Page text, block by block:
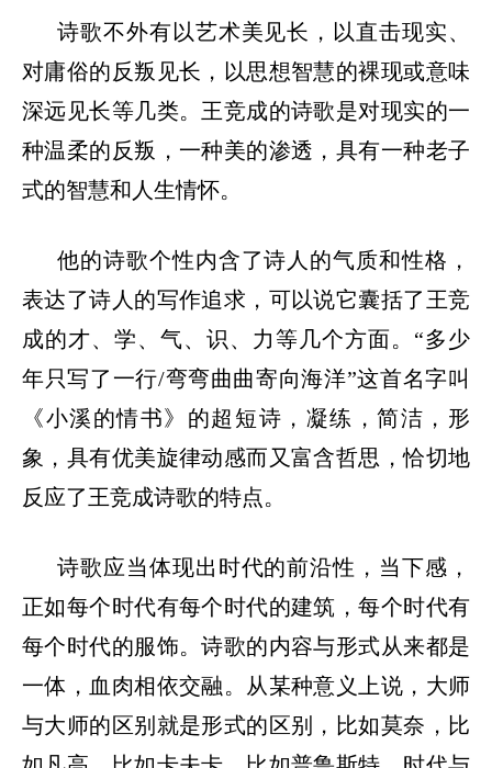
诗歌不外有以艺术美见长，以直击现实、
对庸俗的反叛见长，以思想智慧的裸现或意味
深远见长等几类。王竞成的诗歌是对现实的一
种温柔的反叛，一种美的渗透，具有一种老子
式的智慧和人生情怀。
他的诗歌个性内含了诗人的气质和性格，
表达了诗人的写作追求，可以说它囊括了王竞
成的才、学、气、识、力等几个方面。 “多少
年只写了一行/弯弯曲曲寄向海洋”这首名字叫
《小溪的情书》的超短诗，凝练，简洁，形
象，具有优美旋律动感而又富含哲思，恰切地
反应了王竞成诗歌的特点。
诗歌应当体现出时代的前沿性，当下感，
正如每个时代有每个时代的建筑，每个时代有
每个时代的服饰。诗歌的内容与形式从来都是
一体，血肉相依交融。从某种意义上说，大师
与大师的区别就是形式的区别，比如莫奈，比